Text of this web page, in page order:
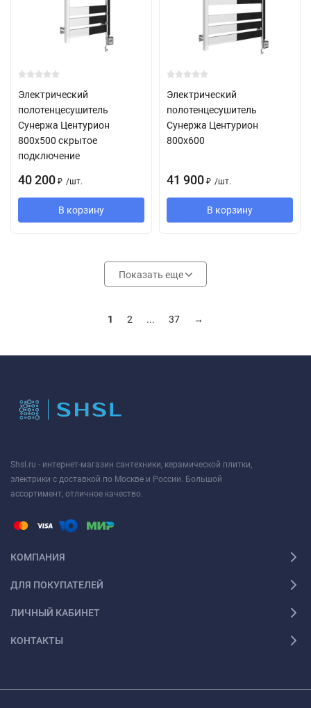
Электрический
полотенцесушитель
Сунержа Центурион
800х500 скрытое
подключение
40 200 ₽ /шт.
В корзину
Электрический
полотенцесушитель
Сунержа Центурион
800х600
41 900 ₽ /шт.
В корзину
Показать еще
1 2 ... 37 →
Shsl.ru - интернет-магазин сантехники, керамической плитки,
электрики с доставкой по Москве и России. Большой
ассортимент, отличное качество.
КОМПАНИЯ
ДЛЯ ПОКУПАТЕЛЕЙ
ЛИЧНЫЙ КАБИНЕТ
КОНТАКТЫ